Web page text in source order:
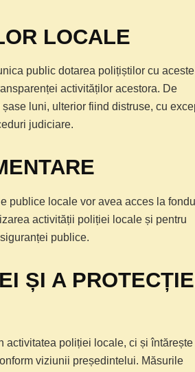
LOCALE
public dotarea polițiștilor cu aceste
activităților acestora. De
luni, ulterior fiind distruse, cu
judiciare.
publice locale vor avea acces la
activității poliției locale și pentru
publice.
ȘI A
activitatea poliției locale, ci și întărește
viziunii președintelui. Măsurile